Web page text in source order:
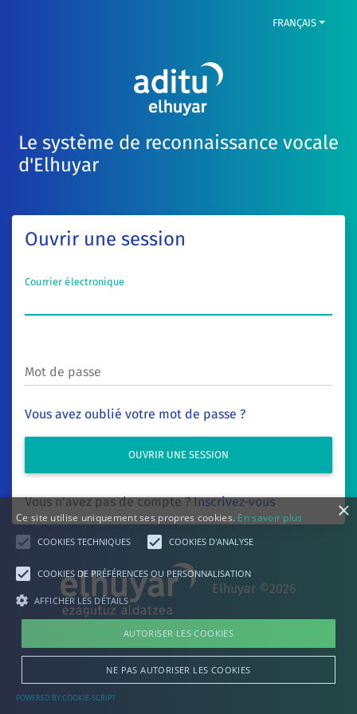
FRANÇAIS
Le système de reconnaissance vocale
d'Elhuyar
Ouvrir une session
Courrier électronique
Mot de passe
Vous avez oublié votre mot de passe ?
OUVRIR UNE SESSION
Vous n'avez pas de compte ?Inscrivez-vous
Elhuyar ©2026
×
Ce site utilise uniquement ses propres cookies. En savoir plus
COOKIES TECHNIQUES COOKIES D'ANALYSE
COOKIES DE PRÉFÉRENCES OU PERSONNALISATION
AFFICHER LES DÉTAILS
AUTORISER LES COOKIES
NE PAS AUTORISER LES COOKIES
POWERED BY COOKIE-SCRIPT